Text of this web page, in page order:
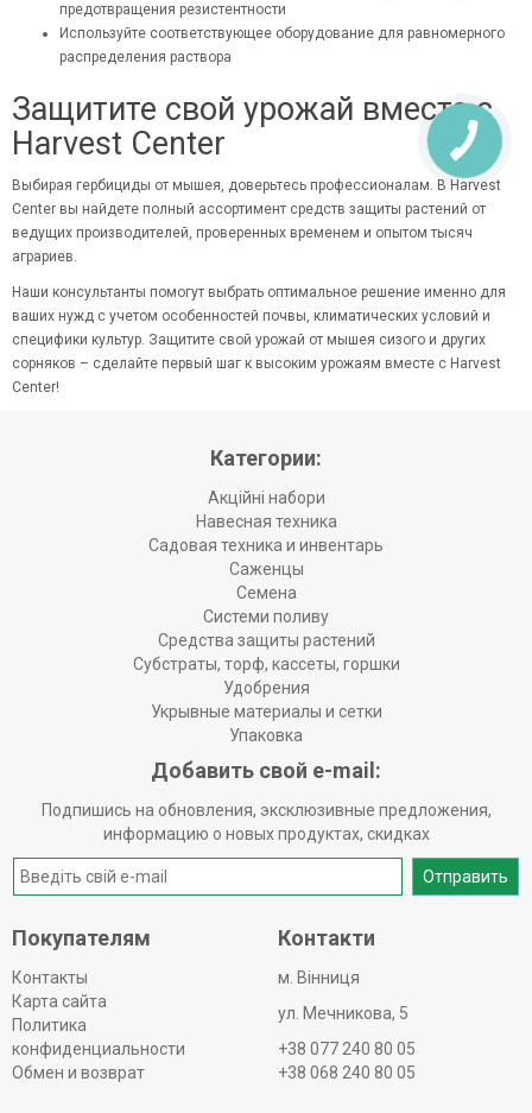
предотвращения резистентности
Используйте соответствующее оборудование для равномерного
распределения раствора
Защитите свой урожай вместе с
Harvest Center
Выбирая гербициды от мышея, доверьтесь профессионалам. В Harvest
Center вы найдете полный ассортимент средств защиты растений от
ведущих производителей, проверенных временем и опытом тысяч
аграриев.
Наши консультанты помогут выбрать оптимальное решение именно для
ваших нужд с учетом особенностей почвы, климатических условий и
специфики культур. Защитите свой урожай от мышея сизого и других
сорняков – сделайте первый шаг к высоким урожаям вместе с Harvest
Center!
Категории:
Акційні набори
Навесная техника
Садовая техника и инвентарь
Саженцы
Семена
Системи поливу
Средства защиты растений
Субстраты, торф, кассеты, горшки
Удобрения
Укрывные материалы и сетки
Упаковка
Добавить свой e-mail:
Подпишись на обновления, эксклюзивные предложения,
информацию о новых продуктах, скидках
Отправить
Покупателям
Контакты
Карта сайта
Политика
конфиденциальности
Обмен и возврат
Контакти
м. Вінниця
ул. Мечникова, 5
+38 077 240 80 05
+38 068 240 80 05